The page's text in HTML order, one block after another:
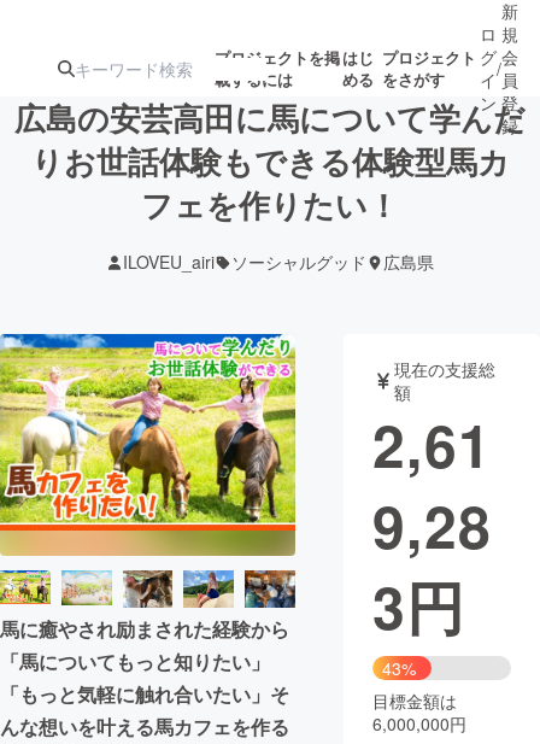
プロジェクトを掲
載するには
はじ
める
プロジェクト
をさがす
注目のリ
注目の新着プロ
ジェクト
募集終了が近いプ
テクノロジー・ガジェット
映像・映画 書籍・雑誌
ビジネス・起業 チャレンジ
まちづくり・地域活性化
CAMPFIRE for Social Good
CAMPFIRE Creation
CAMPFIREふるさと納税machi-ya コミュニティ
ロ
グ
イ
ン
/
新
規
会
員
登
録
広島の安芸高田に馬について学んだ
りお世話体験もできる体験型馬カ
フェを作りたい！
ILOVEU_airi ソーシャルグッド 広島県
馬に癒やされ励まされた経験から
「馬についてもっと知りたい」
「もっと気軽に触れ合いたい」そ
んな想いを叶える馬カフェを作る
現在の支援総
額
2,61
9,28
3円
43%
目標金額は
6,000,000円